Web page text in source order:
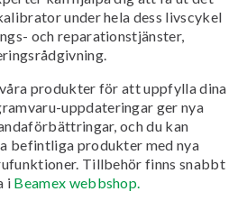
under hela dess livscykel
och reparationstjänster,
produkter för att uppfylla dina
uppdateringar ger nya
och du kan
befintliga produkter med nya
Tillbehör finns snabbt
i Beamex webbshop.